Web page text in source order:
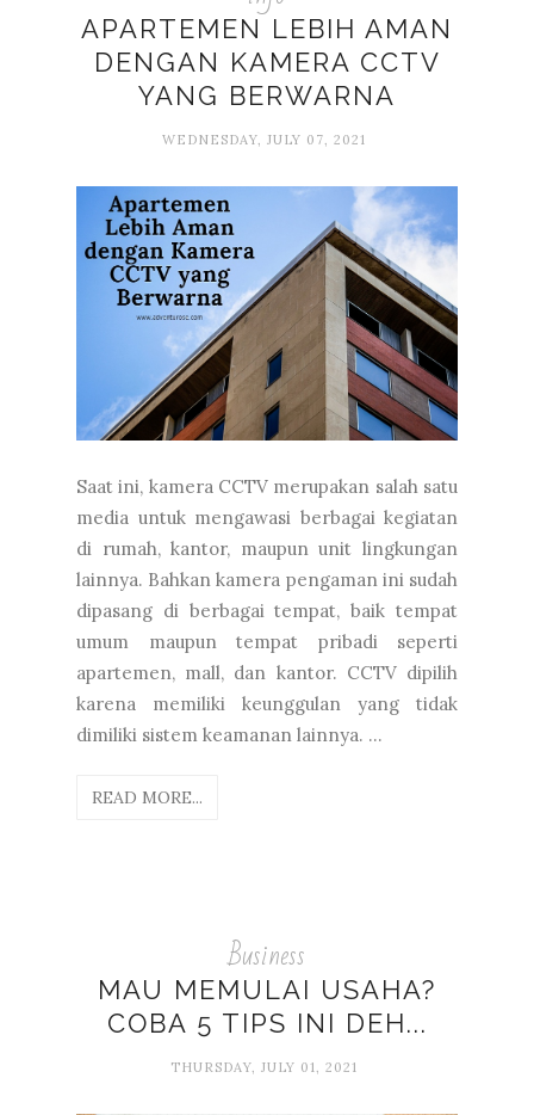
APARTEMEN LEBIH AMAN
DENGAN KAMERA CCTV
YANG BERWARNA
WEDNESDAY, JULY 07, 2021
Saat ini, kamera CCTV merupakan salah satu
media untuk mengawasi berbagai kegiatan
di rumah, kantor, maupun unit lingkungan
lainnya. Bahkan kamera pengaman ini sudah
dipasang di berbagai tempat, baik tempat
umum maupun tempat pribadi seperti
apartemen, mall, dan kantor. CCTV dipilih
karena memiliki keunggulan yang tidak
dimiliki sistem keamanan lainnya. ...
READ MORE...
Business
MAU MEMULAI USAHA?
COBA 5 TIPS INI DEH...
THURSDAY, JULY 01, 2021